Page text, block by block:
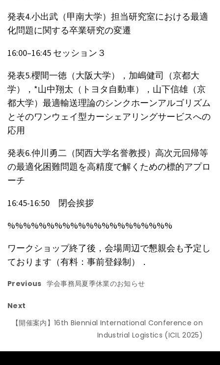
発表4.小出武（甲南大学）担当研究室における最適
化問題に関する卒業研究の変遷
16:00–16:45 セッション３
発表5.櫻間一徳（大阪大学），加嶋健司（京都大
学），*山中翔太（トヨタ自動車），山下信雄（京
都大学）最適輸送理論のシンクホーンアルゴリズム
とそのワンウェイ型カーシェアリングサービスへの
応用
発表6.仲川勇二（関西大学名誉教授）高次元回帰等
の最適化困難問題を高精度で解くための標的アプロ
ーチ
16:45-16:50 閉会挨拶
%%%%%%%%%%%%%%%%%%%%%
ワークショップ終了後，会場周辺で懇親会も予定し
ております（有料：事前登録制）．
Previous 学会事務局夏季休業のお知らせ
Next
【開催案内】16th Biennial International Conference on
Industrial Logistics (ICIL 2025)